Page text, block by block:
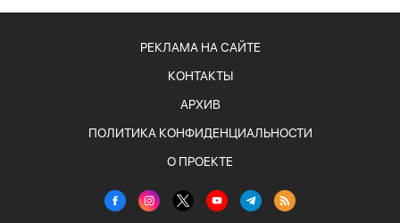
РЕКЛАМА НА САЙТЕ
КОНТАКТЫ
АРХИВ
ПОЛИТИКА КОНФИДЕНЦИАЛЬНОСТИ
О ПРОЕКТЕ